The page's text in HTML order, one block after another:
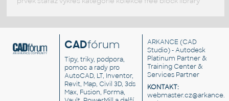
CADfórum
Tipy, triky, podpora,
pomoc a rady pro
AutoCAD, LT, Inventor,
Revit, Map, Civil 3D, 3ds
Max, Fusion, Forma,
ARKANCE (CAD
Studio) - Autodesk
Platinum Partner &
Training Center &
Services Partner
KONTAKT: